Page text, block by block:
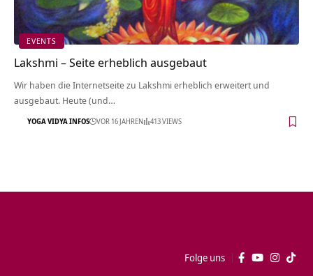
EVENTS
Lakshmi – Seite erheblich ausgebaut
Wir haben die Internetseite zu Lakshmi erheblich erweitert und
ausgebaut. Heute (und…
YOGA VIDYA INFOS VOR 16 JAHREN 413 VIEWS
Folge uns